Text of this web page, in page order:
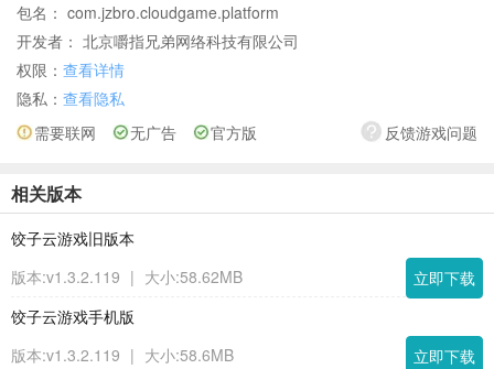
包名： com.jzbro.cloudgame.platform
开发者： 北京嚼指兄弟网络科技有限公司
权限： 查看详情
隐私： 查看隐私
反馈游戏问题
需要联网 无广告 官方版
相关版本
饺子云游戏旧版本
版本:v1.3.2.119 | 大小:58.62MB
立即下载
饺子云游戏手机版
版本:v1.3.2.119 | 大小:58.6MB
立即下载